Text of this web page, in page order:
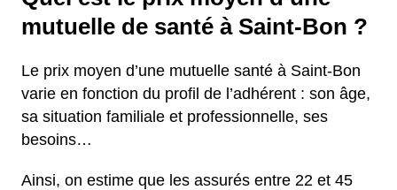
mutuelle de santé à Saint-Bon ?
Le prix moyen d’une mutuelle santé à Saint-Bon
varie en fonction du profil de l’adhérent : son âge,
sa situation familiale et professionnelle, ses
besoins…
Ainsi, on estime que les assurés entre 22 et 45